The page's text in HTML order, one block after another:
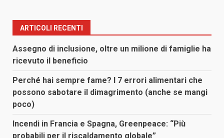
ARTICOLI RECENTI
Assegno di inclusione, oltre un milione di famiglie ha
ricevuto il beneficio
Perché hai sempre fame? I 7 errori alimentari che
possono sabotare il dimagrimento (anche se mangi
poco)
Incendi in Francia e Spagna, Greenpeace: “Più
probabili per il riscaldamento globale”